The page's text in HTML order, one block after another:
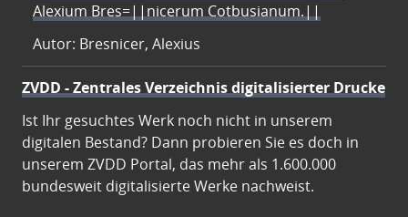
Alexium Bres=||nicerum Cotbusianum.||
Autor: Bresnicer, Alexius
ZVDD - Zentrales Verzeichnis digitalisierter Drucke
Ist Ihr gesuchtes Werk noch nicht in unserem
digitalen Bestand? Dann probieren Sie es doch in
unserem ZVDD Portal, das mehr als 1.600.000
bundesweit digitalisierte Werke nachweist.